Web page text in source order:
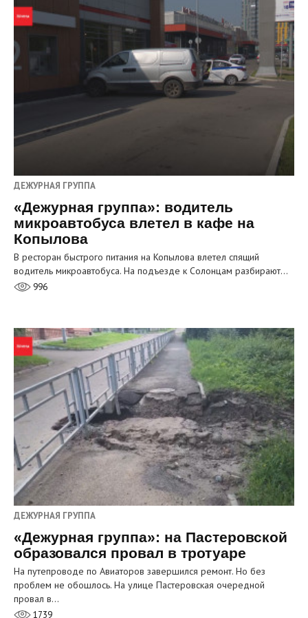
ДЕЖУРНАЯ ГРУППА
«Дежурная группа»: водитель
микроавтобуса влетел в кафе на
Копылова
В ресторан быстрого питания на Копылова влетел спящий
водитель микроавтобуса. На подъезде к Солонцам разбирают…
996
ДЕЖУРНАЯ ГРУППА
«Дежурная группа»: на Пастеровской
образовался провал в тротуаре
На путепроводе по Авиаторов завершился ремонт. Но без
проблем не обошлось. На улице Пастеровская очередной
провал в…
1739